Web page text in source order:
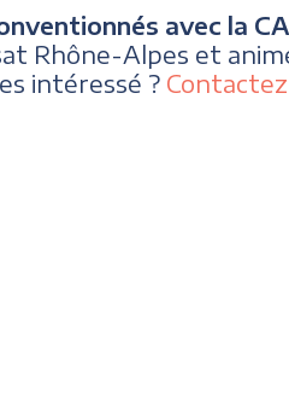
avec la
Rhône-Alpes et
intéressé ?